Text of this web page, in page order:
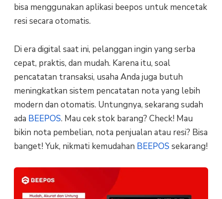
bisa menggunakan aplikasi beepos untuk mencetak
resi secara otomatis.
Di era digital saat ini, pelanggan ingin yang serba
cepat, praktis, dan mudah. Karena itu, soal
pencatatan transaksi, usaha Anda juga butuh
meningkatkan sistem pencatatan nota yang lebih
modern dan otomatis. Untungnya, sekarang sudah
ada BEEPOS. Mau cek stok barang? Check! Mau
bikin nota pembelian, nota penjualan atau resi? Bisa
banget! Yuk, nikmati kemudahan BEEPOS sekarang!